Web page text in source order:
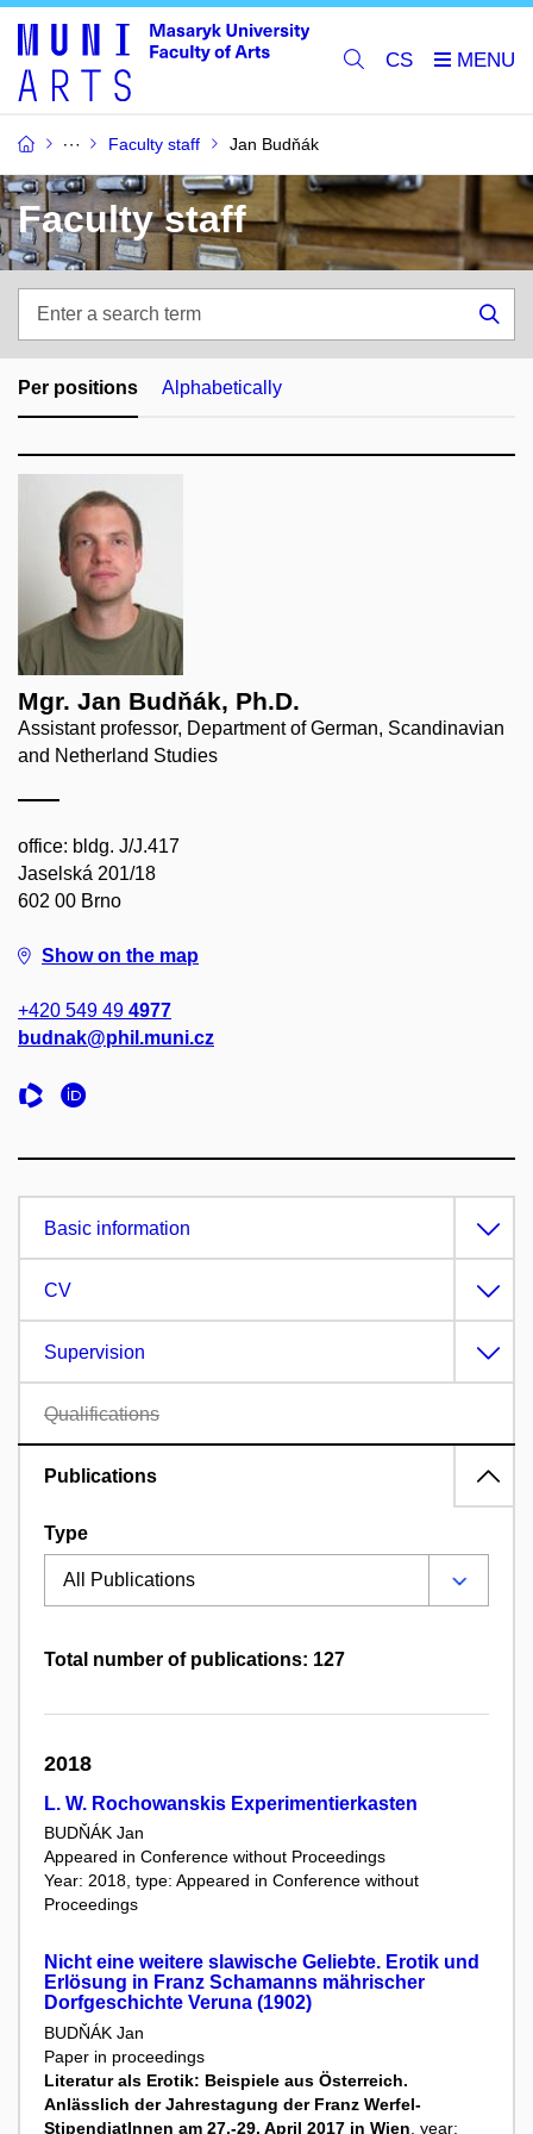
CS
Faculty staff Jan Budňák
Faculty staff
search
term
Per positions Alphabetically
Mgr. Jan Budňák, Ph.D.
Assistant professor, Department of German, Scandinavian
and Netherland Studies
office: bldg. J/J.417
Jaselská 201/18
602 00 Brno
Show on the map
+420 549 49 4977
budnak@phil.muni.cz
Basic information
CV
Supervision
Qualifications
Publications
Type
Total number of publications: 127
2018
L. W. Rochowanskis Experimentierkasten
BUDŇÁK Jan
Appeared in Conference without Proceedings
Year: 2018, type: Appeared in Conference without
Proceedings
Nicht eine weitere slawische Geliebte. Erotik und
Erlösung in Franz Schamanns mährischer
Dorfgeschichte Veruna (1902)
BUDŇÁK Jan
Paper in proceedings
Literatur als Erotik: Beispiele aus Österreich.
Anlässlich der Jahrestagung der Franz Werfel-
StipendiatInnen am 27.-29. April 2017 in Wien , year: